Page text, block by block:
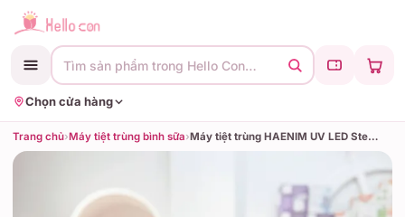
Tìm sản phẩm trong Hello Con…
Chọn cửa hàng
Trang chủ›Máy tiệt trùng bình sữa› Máy tiệt trùng HAENIM UV LED Sterilizer 4G (Màu Grey Metal, màu Gray Gold, màu White Gold)